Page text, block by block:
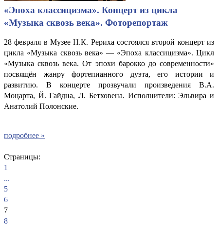
«Эпоха классицизма». Концерт из цикла
«Музыка сквозь века». Фоторепортаж
28 февраля в Музее Н.К. Рериха состоялся второй концерт из
цикла «Музыка сквозь века» — «Эпоха классицизма». Цикл
«Музыка сквозь века. От эпохи барокко до современности»
посвящён жанру фортепианного дуэта, его истории и
развитию. В концерте прозвучали произведения В.А.
Моцарта, Й. Гайдна, Л. Бетховена. Исполнители: Эльвира и
Анатолий Полонские.
подробнее »
Страницы:
1
...
5
6
7
8